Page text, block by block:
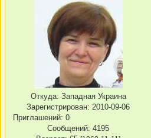
Откуда: Западная Украина
Зарегистрирован: 2010-09-06
Приглашений: 0
Сообщений: 4195